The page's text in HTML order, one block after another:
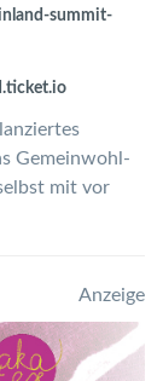
summit-
Gemeinwohl-
mit vor
Anzeige